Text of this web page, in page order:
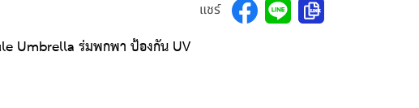
แชร์
Umbrella ร่มพกพา ป้องกัน UV